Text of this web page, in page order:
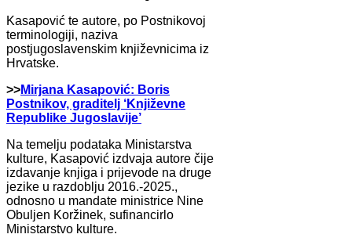
Kasapović te autore, po Postnikovoj
terminologiji, naziva
postjugoslavenskim književnicima iz
Hrvatske.
>>Mirjana Kasapović: Boris
Postnikov, graditelj ‘Književne
Republike Jugoslavije’
Na temelju podataka Ministarstva
kulture, Kasapović izdvaja autore čije
izdavanje knjiga i prijevode na druge
jezike u razdoblju 2016.-2025.,
odnosno u mandate ministrice Nine
Obuljen Koržinek, sufinancirlo
Ministarstvo kulture.